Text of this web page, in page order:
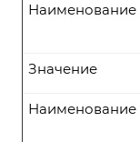
Значение